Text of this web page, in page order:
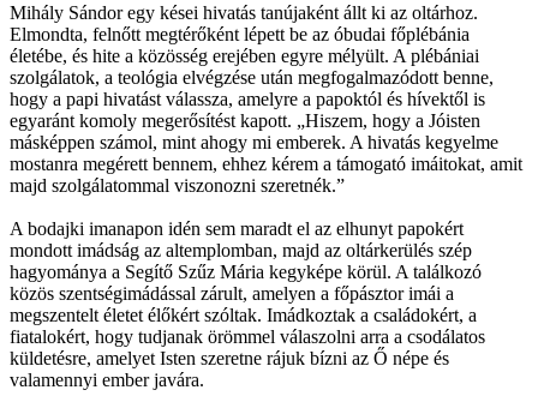
Mihály Sándor egy kései hivatás tanújaként állt ki az oltárhoz.
Elmondta, felnőtt megtérőként lépett be az óbudai főplébánia
életébe, és hite a közösség erejében egyre mélyült. A plébániai
szolgálatok, a teológia elvégzése után megfogalmazódott benne,
hogy a papi hivatást válassza, amelyre a papoktól és hívektől is
egyaránt komoly megerősítést kapott. „Hiszem, hogy a Jóisten
másképpen számol, mint ahogy mi emberek. A hivatás kegyelme
mostanra megérett bennem, ehhez kérem a támogató imáitokat, amit
majd szolgálatommal viszonozni szeretnék.”
A bodajki imanapon idén sem maradt el az elhunyt papokért
mondott imádság az altemplomban, majd az oltárkerülés szép
hagyománya a Segítő Szűz Mária kegyképe körül. A találkozó
közös szentségimádással zárult, amelyen a főpásztor imái a
megszentelt életet élőkért szóltak. Imádkoztak a családokért, a
fiatalokért, hogy tudjanak örömmel válaszolni arra a csodálatos
küldetésre, amelyet Isten szeretne rájuk bízni az Ő népe és
valamennyi ember javára.